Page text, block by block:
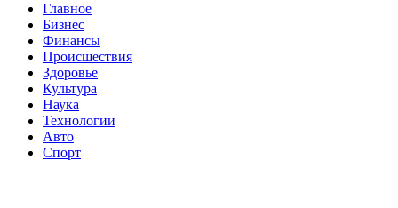
Главное
Бизнес
Финансы
Происшествия
Здоровье
Культура
Наука
Технологии
Авто
Спорт